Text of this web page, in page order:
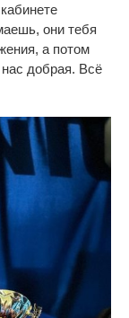
кабинете
они тебя
а потом
нас добрая. Всё